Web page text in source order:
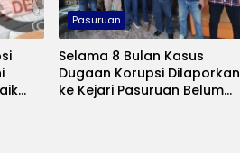
Pasuruan
Selama 8 Bulan Kasus
Dugaan Korupsi Dilaporkan
ke Kejari Pasuruan Belum